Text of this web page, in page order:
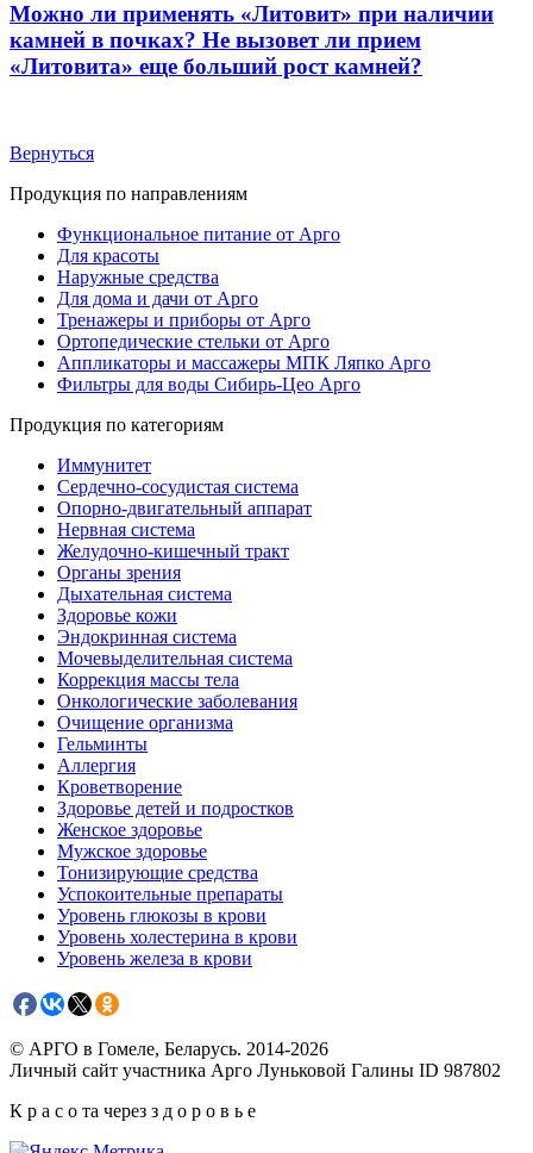
Можно ли применять «Литовит» при наличии
камней в почках? Не вызовет ли прием
«Литовита» еще больший рост камней?
Вернуться
Продукция по направлениям
Функциональное питание от Арго
Для красоты
Наружные средства
Для дома и дачи от Арго
Тренажеры и приборы от Арго
Ортопедические стельки от Арго
Аппликаторы и массажеры МПК Ляпко Арго
Фильтры для воды Сибирь-Цео Арго
Продукция по категориям
Иммунитет
Сердечно-сосудистая система
Опорно-двигательный аппарат
Нервная система
Желудочно-кишечный тракт
Органы зрения
Дыхательная система
Здоровье кожи
Эндокринная система
Мочевыделительная система
Коррекция массы тела
Онкологические заболевания
Очищение организма
Гельминты
Аллергия
Кроветворение
Здоровье детей и подростков
Женское здоровье
Мужское здоровье
Тонизирующие средства
Успокоительные препараты
Уровень глюкозы в крови
Уровень холестерина в крови
Уровень железа в крови
© АРГО в Гомеле, Беларусь. 2014-2026
Личный сайт участника Арго Луньковой Галины ID 987802
К р а с о та через з д о р о в ь е